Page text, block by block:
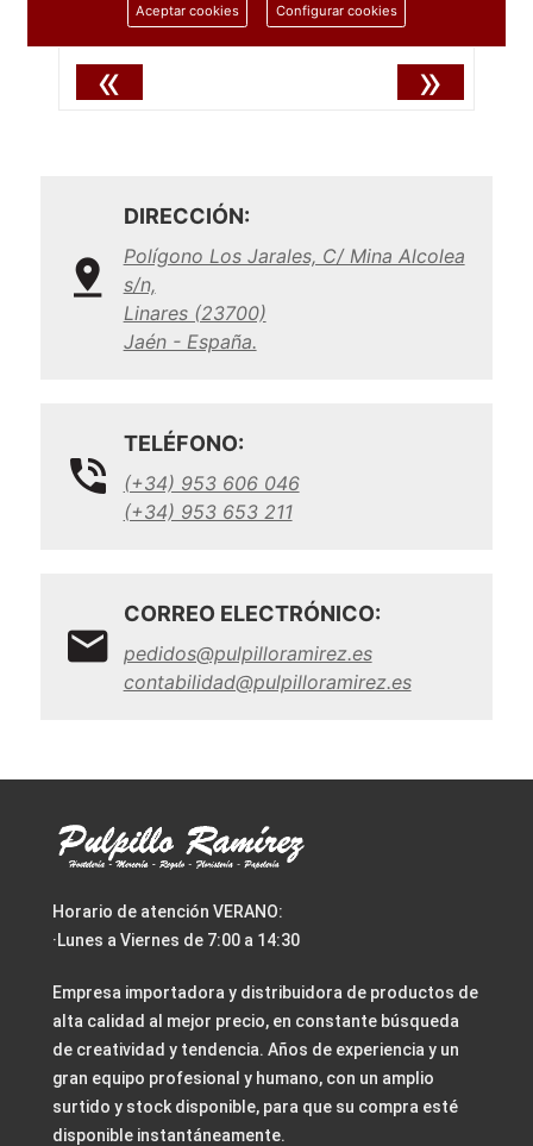
Mostrando 1 - 1 de 1 producto(s).
« »
DIRECCIÓN:
Polígono Los Jarales, C/ Mina Alcolea
s/n,
Linares (23700)
Jaén - España.
TELÉFONO:
(+34) 953 606 046
(+34) 953 653 211
CORREO ELECTRÓNICO:
pedidos@pulpilloramirez.es
contabilidad@pulpilloramirez.es
Horario de atención VERANO:
·Lunes a Viernes de 7:00 a 14:30
Empresa importadora y distribuidora de productos de
alta calidad al mejor precio, en constante búsqueda
de creatividad y tendencia. Años de experiencia y un
gran equipo profesional y humano, con un amplio
surtido y stock disponible, para que su compra esté
disponible instantáneamente.
Aceptar cookies Configurar cookies